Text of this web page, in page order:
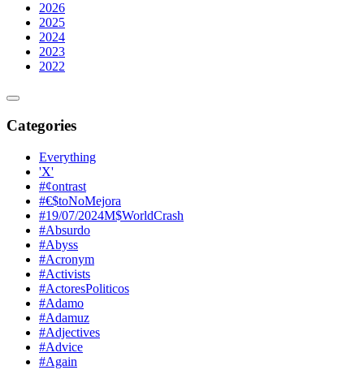
2026
2025
2024
2023
2022
Categories
Everything
'X'
#¢ontrast
#€$toNoMejora
#19/07/2024M$WorldCrash
#Absurdo
#Abyss
#Acronym
#Activists
#ActoresPoliticos
#Adamo
#Adamuz
#Adjectives
#Advice
#Again